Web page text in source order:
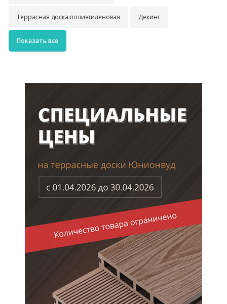
Террасная доска полиэтиленовая Декинг
Показать все